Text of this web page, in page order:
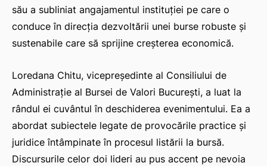
său a subliniat angajamentul instituției pe care o
conduce în direcția dezvoltării unei burse robuste și
sustenabile care să sprijine creșterea economică.
Loredana Chitu, vicepreședinte al Consiliului de
Administrație al Bursei de Valori București, a luat la
rândul ei cuvântul în deschiderea evenimentului. Ea a
abordat subiectele legate de provocările practice și
juridice întâmpinate în procesul listării la bursă.
Discursurile celor doi lideri au pus accent pe nevoia